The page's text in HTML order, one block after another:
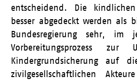
entscheidend. Die
besser abgedeckt werden als
Bundesregierung sehr, im
Vorbereitungsprozess zur
Kindergrundsicherung auf
zivilgesellschaftlichen